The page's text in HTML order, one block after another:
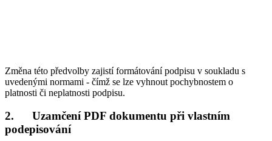
Změna této předvolby zajistí formátování podpisu v soukladu s
uvedenými normami - čímž se lze vyhnout pochybnostem o
platnosti či neplatnosti podpisu.
2. Uzamčení PDF dokumentu při vlastním
podepisování